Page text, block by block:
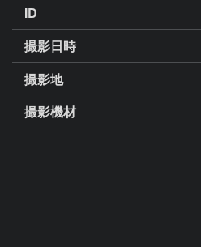
ID
撮影日時
撮影地
撮影機材